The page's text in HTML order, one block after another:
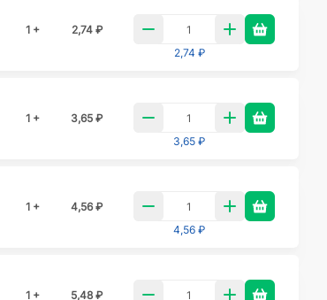
1 +
2,74 ₽
2,74 ₽
1 +
3,65 ₽
3,65 ₽
1 +
4,56 ₽
4,56 ₽
1 +
5,48 ₽